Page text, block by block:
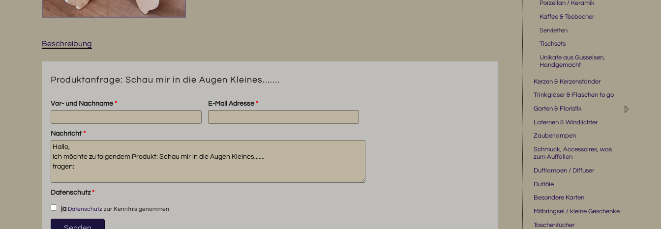
Beschreibung
Produktanfrage: Schau mir in die Augen Kleines.......
Vor- und Nachname* E-Mail Adresse*
Nachricht*
Datenschutz*
ja Datenschutzzur Kenntnis genommen
Porzellan / Keramik
Kaffee & Teebecher
Servietten
Tischsets
Unikate aus Gusseisen,
Handgemacht
Kerzen & Kerzenständer
Trinkgläser & Flaschen to go
◹
Garten & Floristik
Laternen & Windlichter
Zauberlampen
Schmuck, Accessoires, was
zum Auffallen
Duftlampen / Diffuser
Duftöle
Besondere Karten
Mitbringsel / kleine Geschenke
Taschentücher